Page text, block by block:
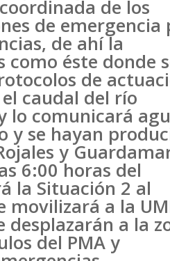
de los
de emergencia
de ahí la
éste donde
de
caudal del río
lo comunicará
y se hayan
y
6:00 horas del
la Situación 2 al
movilizará a la
a la
del PMA y